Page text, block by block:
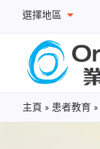
選擇地區
主頁 » 患者教育 »